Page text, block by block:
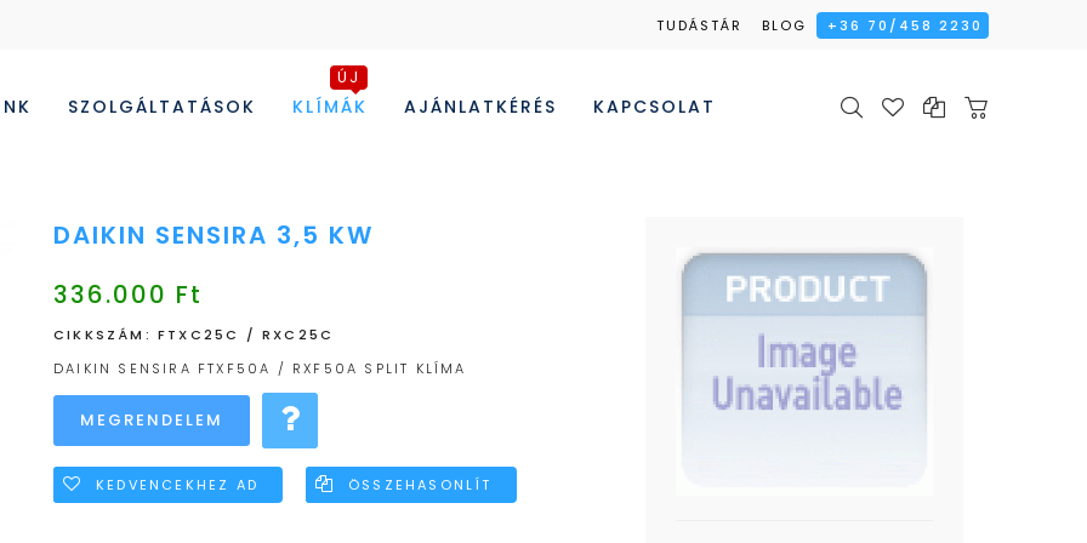
TUDÁSTÁR BLOG +36 70/458 2230
SZOLGÁLTATÁSOK KLÍMÁK
ÚJ
AJÁNLATKÉRÉS KAPCSOLAT
DAIKIN SENSIRA 3,5 KW
336.000 Ft
CIKKSZÁM: FTXC25C / RXC25C
DAIKIN SENSIRA FTXF50A / RXF50A SPLIT KLÍMA
KEDVENCEKHEZ AD ÖSSZEHASONLÍT